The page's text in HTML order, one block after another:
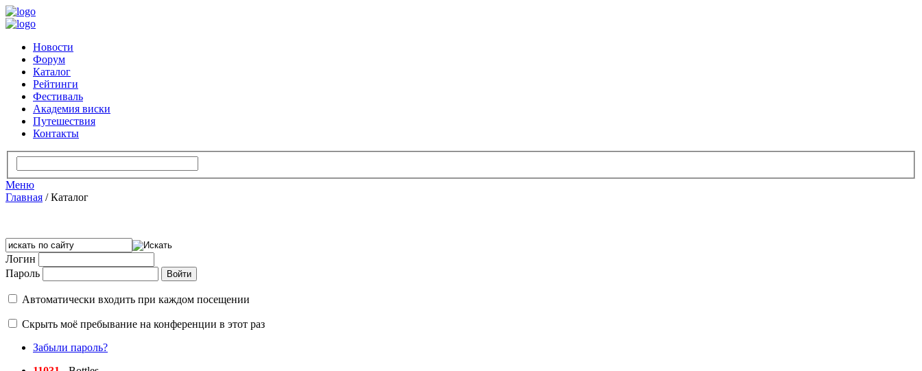
Новости
Форум
Каталог
Рейтинги
Фестиваль
Академия виски
Путешествия
Контакты
Меню
Главная /Каталог
Логин
Пароль
Автоматически входить при каждом посещении
Скрыть моё пребывание на конференции в этот раз
Забыли пароль?